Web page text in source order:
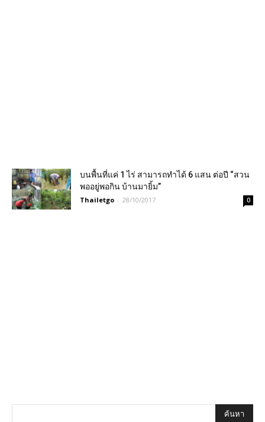
บนพื้นที่แค่ 1 ไร่ สามารถทำได้ 6 แสน ต่อปี “สวน
พออยู่พอกิน บ้านมายิ้ม”
Thailetgo - 28/10/2017 0